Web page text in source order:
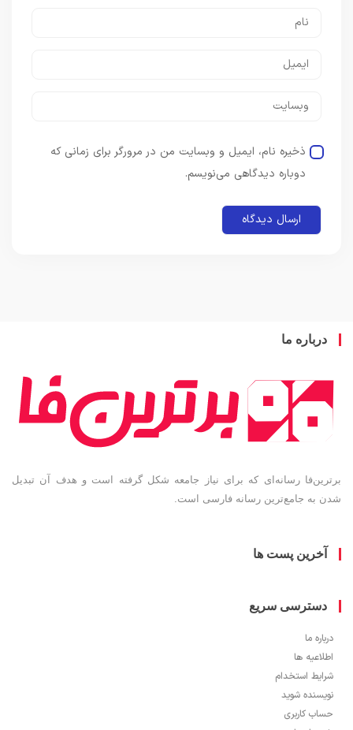
ذخیره نام، ایمیل و وبسایت من در مرورگر برای زمانی که
دوباره دیدگاهی می‌نویسم.
ما
رسانه‌ای که برای نیاز جامعه شکل گرفته است و هدف آن تبدیل
جامع‌ترین رسانه فارسی است.
پست ها
سریع
ها
استخدام
شوید
کاربری